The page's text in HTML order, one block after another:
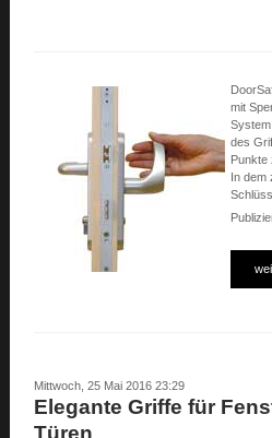
mit
des
Punkte
In dem
Mittwoch, 25 Mai 2016 23:29
Elegante Griffe für
Türen